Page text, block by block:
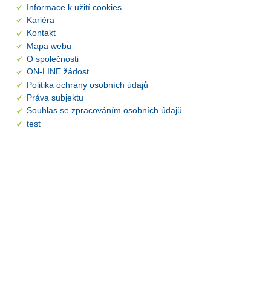
Informace k užití cookies
Kariéra
Kontakt
Mapa webu
O společnosti
ON-LINE žádost
Politika ochrany osobních údajů
Práva subjektu
Souhlas se zpracováním osobních údajů
test